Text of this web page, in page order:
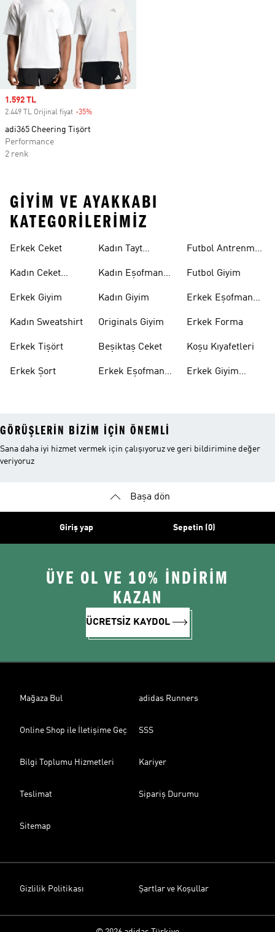
Sale price
1.592 TL
2.449 TL Orijinal fiyat -35%
adi365 Cheering Tişört
Performance
2 renk
GIYIM VE AYAKKABI
KATEGORILERIMIZ
Erkek Ceket
Kadın Ceket
Erkek Giyim
Kadın Sweatshirt
Erkek Tişört
Erkek Şort
Kadın Tayt
Kadın Eşofman
Kadın Giyim
Originals Giyim
Beşiktaş Ceket
Erkek Eşofman
Futbol Antrenman
Futbol Giyim
Erkek Eşofman
Erkek Forma
Koşu Kıyafetleri
Erkek Giyim
GÖRÜŞLERIN BIZIM IÇIN ÖNEMLI
Sana daha iyi hizmet vermek için çalışıyoruz ve geri bildirimine değer
veriyoruz
Başa dön
Giriş yap Sepetin (0)
ÜYE OL VE 10% İNDİRİM
KAZAN
ÜCRETSİZ KAYDOL
Mağaza Bul adidas Runners
Online Shop ile İletişime Geç SSS
Bilgi Toplumu Hizmetleri Kariyer
Teslimat Sipariş Durumu
Sitemap
Gizlilik Politikası Şartlar ve Koşullar